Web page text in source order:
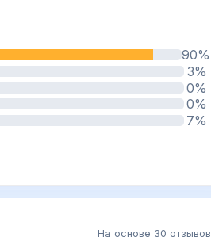
90%
3%
0%
0%
7%
На основе 30 отзывов